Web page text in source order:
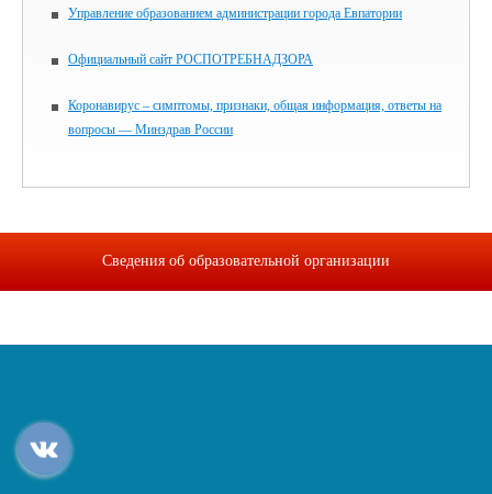
Управление образованием администрации города Евпатории
Официальный сайт РОСПОТРЕБНАДЗОРА
Коронавирус – симптомы, признаки, общая информация, ответы на
вопросы — Минздрав России
Сведения об образовательной организации